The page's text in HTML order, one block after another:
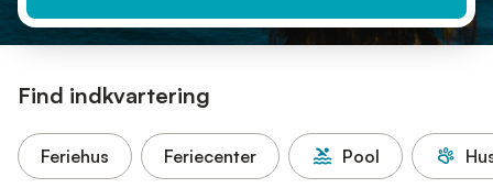
Find indkvartering
Feriehus Feriecenter Pool